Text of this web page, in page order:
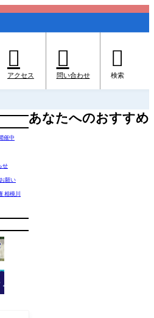

アクセス

問い合わせ

検索
催中
せ
願い
相模川
あなたへのおすすめ